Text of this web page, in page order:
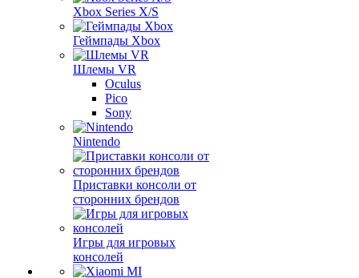
Xbox Series X/S
Геймпады Xbox
Шлемы VR
Oculus
Pico
Sony
Nintendo
Приставки консоли от
сторонних брендов
Игры для игровых
консолей